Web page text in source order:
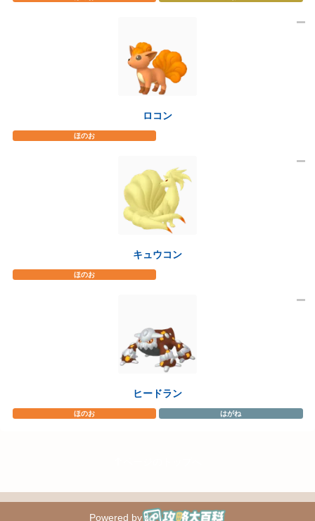
ロコン
ほのお
キュウコン
ほのお
ヒードラン
ほのお はがね
Powered by